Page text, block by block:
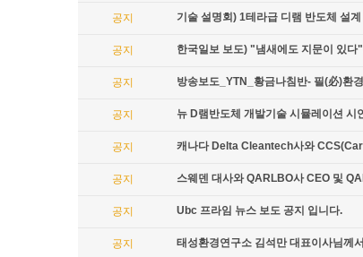
공지 기술 설명회) 1테라급 디램 반도체 설
공지 한국일보 보도) "냄새에도 지문이 있
공지 방송보도_YTN_황금나침반- 필(必)환
공지 뉴 D램반도체 개발기술 시뮬레이션 시
공지 캐나다 Delta Cleantech사와
공지 스웨덴 대사와 QARLBO사 CEO 및
공지 Ubc 프라임 뉴스 보도 공지 입니다.
공지 태성환경연구소 김석만 대표이사님께